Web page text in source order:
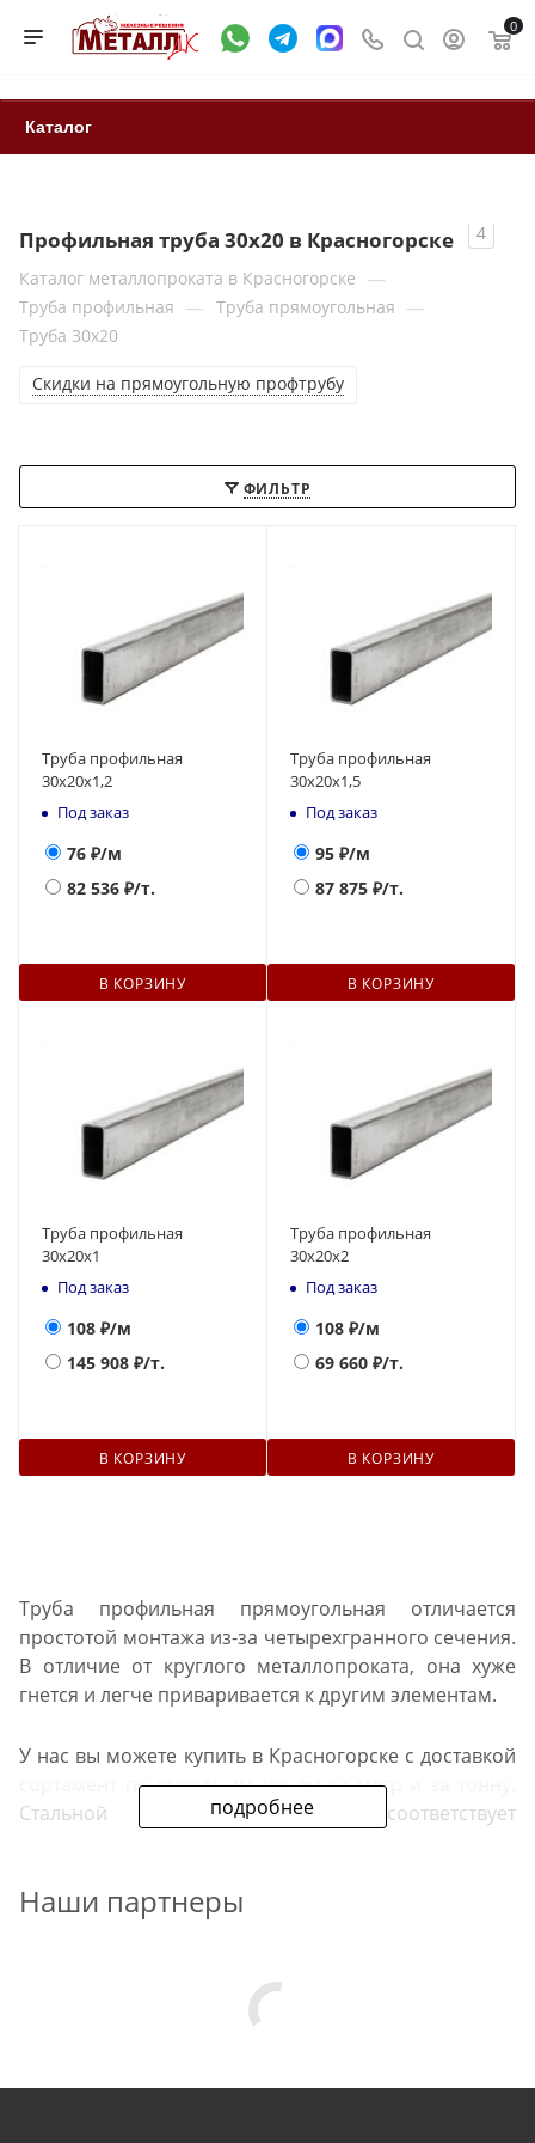
0
Каталог
Профильная труба 30x20 в Красногорске
4
Каталог металлопроката в Красногорске —
Труба профильная — Труба прямоугольная —
Труба 30x20
Скидки на прямоугольную профтрубу
ФИЛЬТР
Труба профильная
30х20х1,2
Под заказ
76 ₽/м
82 536 ₽/т.
В КОРЗИНУ
Труба профильная
30х20х1,5
Под заказ
95 ₽/м
87 875 ₽/т.
В КОРЗИНУ
Труба профильная
30х20х1
Под заказ
108 ₽/м
145 908 ₽/т.
В КОРЗИНУ
Труба профильная
30х20х2
Под заказ
108 ₽/м
69 660 ₽/т.
В КОРЗИНУ
подробнее
Труба профильная прямоугольная отличается
простотой монтажа из-за четырехгранного сечения.
В отличие от круглого металлопроката, она хуже
гнется и легче приваривается к другим элементам.
У нас вы можете купить в Красногорске с доставкой
сортамент по выгодным ценам за метр и за тонну.
Стальной прокат в продаже соответствует
Преимущества нашего
Мы предлагаем черную профильную трубу
Наши партнеры